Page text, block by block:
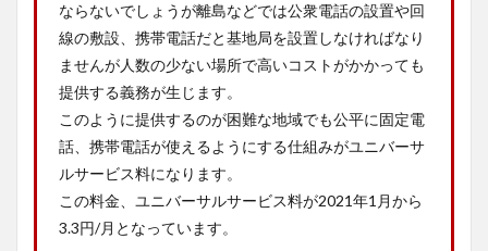
ならないでしょうが離島などでは公衆電話の設置や回
線の敷設、携帯電話だと基地局を設置しなければなり
ませんが人数の少ない場所で高いコストがかかっても
提供する義務が生じます。
このように提供するのが困難な地域でも公平に固定電
話、携帯電話が使えるようにする仕組みがユニバーサ
ルサービス料になります。
この料金、ユニバーサルサービス料が2021年1月から
3.3円/月となっています。